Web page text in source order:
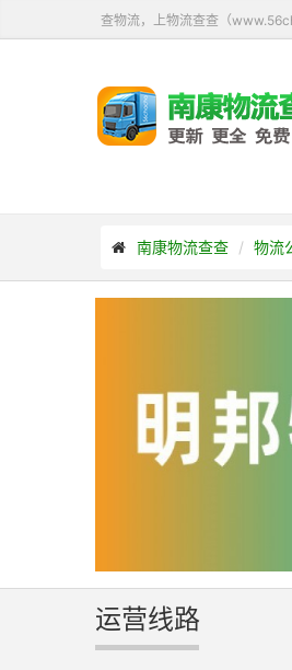
查物流，上物流查查（
南康物流查查 物流
运营线路